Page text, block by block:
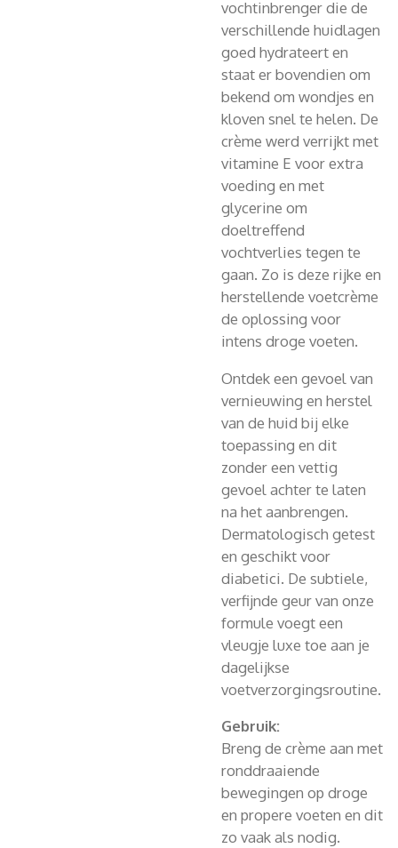
vochtinbrenger die de
verschillende huidlagen
goed hydrateert en
staat er bovendien om
bekend om wondjes en
kloven snel te helen. De
crème werd verrijkt met
vitamine E voor extra
voeding en met
glycerine om
doeltreffend
vochtverlies tegen te
gaan. Zo is deze rijke en
herstellende voetcrème
de oplossing voor
intens droge voeten.
Ontdek een gevoel van
vernieuwing en herstel
van de huid bij elke
toepassing en dit
zonder een vettig
gevoel achter te laten
na het aanbrengen.
Dermatologisch getest
en geschikt voor
diabetici. De subtiele,
verfijnde geur van onze
formule voegt een
vleugje luxe toe aan je
dagelijkse
voetverzorgingsroutine.
Gebruik:
Breng de crème aan met
ronddraaiende
bewegingen op droge
en propere voeten en dit
zo vaak als nodig.